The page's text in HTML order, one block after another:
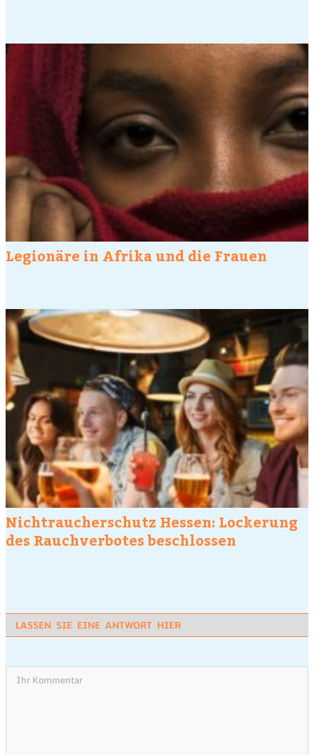
Legionäre in Afrika und die Frauen
Nichtraucherschutz Hessen: Lockerung
des Rauchverbotes beschlossen
LASSEN SIE EINE ANTWORT HIER